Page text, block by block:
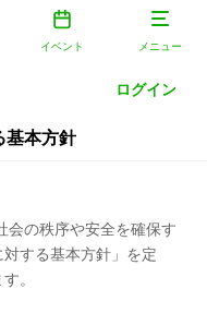
イベント メニュー
ログイン
基本方針
会の秩序や安全を確保す
する基本方針」を定
。